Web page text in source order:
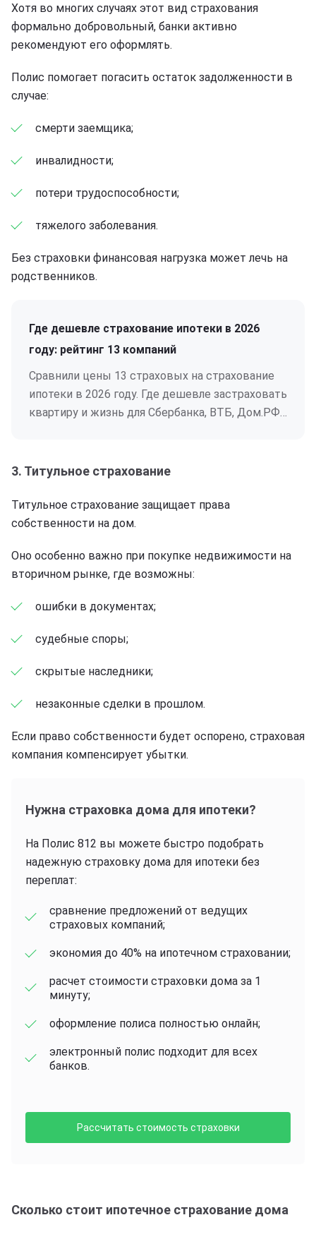
Хотя во многих случаях этот вид страхования
формально добровольный, банки активно
рекомендуют его оформлять.
Полис помогает погасить остаток задолженности в
случае:
смерти заемщика;
инвалидности;
потери трудоспособности;
тяжелого заболевания.
Без страховки финансовая нагрузка может лечь на
родственников.
Где дешевле страхование ипотеки в 2026
году: рейтинг 13 компаний
Сравнили цены 13 страховых на страхование
ипотеки в 2026 году. Где дешевле застраховать
квартиру и жизнь для Сбербанка, ВТБ, Дом.РФ,
странице.
3. Титульное страхование
Титульное страхование защищает права
собственности на дом.
Оно особенно важно при покупке недвижимости на
вторичном рынке, где возможны:
ошибки в документах;
судебные споры;
скрытые наследники;
незаконные сделки в прошлом.
Если право собственности будет оспорено, страховая
компания компенсирует убытки.
Нужна страховка дома для ипотеки?
На Полис 812 вы можете быстро подобрать
надежную страховку дома для ипотеки без
переплат:
сравнение предложений от ведущих
страховых компаний;
экономия до 40% на ипотечном страховании;
расчет стоимости страховки дома за 1
минуту;
оформление полиса полностью онлайн;
электронный полис подходит для всех
банков.
Рассчитать стоимость страховки
Сколько стоит ипотечное страхование дома